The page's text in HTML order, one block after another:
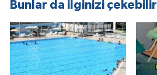
Bunlar da ilginizi çekebilir